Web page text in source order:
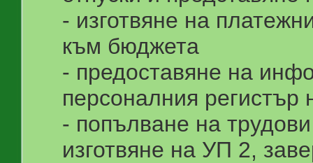
- изготвяне на
към бюджета
- предоставяне на
персоналния
- попълване на
изготвяне на УП 2,